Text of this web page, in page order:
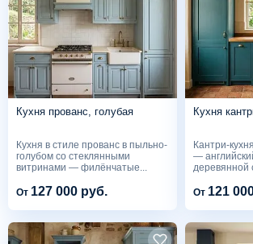
Портфолио
Видеоотзывы
Статьи
Контакты
Кухня прованс, голубая
Кухня в стиле прованс в пыльно-
голубом со стеклянными
витринами — филёнчатые...
От 127 000 руб.
Кухня
Кантри-
—
деревянной
От 121